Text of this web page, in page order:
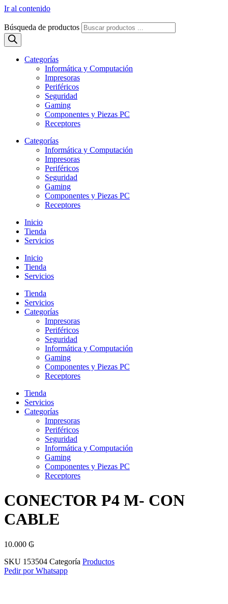
Ir al contenido
Búsqueda de productos
Categorías
Informática y Computación
Impresoras
Periféricos
Seguridad
Gaming
Componentes y Piezas PC
Receptores
Categorías
Informática y Computación
Impresoras
Periféricos
Seguridad
Gaming
Componentes y Piezas PC
Receptores
Inicio
Tienda
Servicios
Inicio
Tienda
Servicios
Tienda
Servicios
Categorías
Impresoras
Periféricos
Seguridad
Informática y Computación
Gaming
Componentes y Piezas PC
Receptores
Tienda
Servicios
Categorías
Impresoras
Periféricos
Seguridad
Informática y Computación
Gaming
Componentes y Piezas PC
Receptores
CONECTOR P4 M- CON
CABLE
10.000 ₲
SKU 153504 Categoría Productos
Pedir por Whatsapp